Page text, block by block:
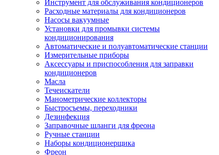
Инструмент для обслуживания кондиционеров
Расходные материалы для кондиционеров
Насосы вакуумные
Установки для промывки системы
кондиционирования
Автоматические и полуавтоматические станции
Измерительные приборы
Аксессуары и приспособления для заправки
кондиционеров
Масла
Течеискатели
Манометрические коллекторы
Быстросъемы, переходники
Дезинфекция
Заправочные шланги для фреона
Ручные станции
Наборы кондиционерщика
Фреон